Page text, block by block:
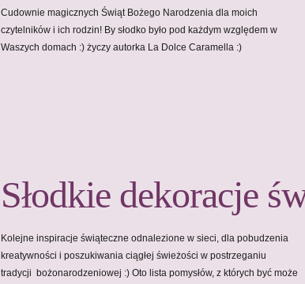
Cudownie magicznych Świąt Bożego Narodzenia dla moich
czytelników i ich rodzin! By słodko było pod każdym względem w
Waszych domach :) życzy autorka La Dolce Caramella :)
Słodkie dekoracje
Kolejne inspiracje świąteczne odnalezione w sieci, dla pobudzenia
kreatywności i poszukiwania ciągłej świeżości w postrzeganiu
tradycji bożonarodzeniowej :) Oto lista pomysłów, z których być może